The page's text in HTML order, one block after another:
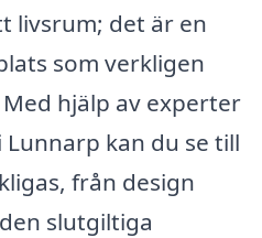
livsrum; det är en
som verkligen
hjälp av experter
kan du se till
från design
slutgiltiga